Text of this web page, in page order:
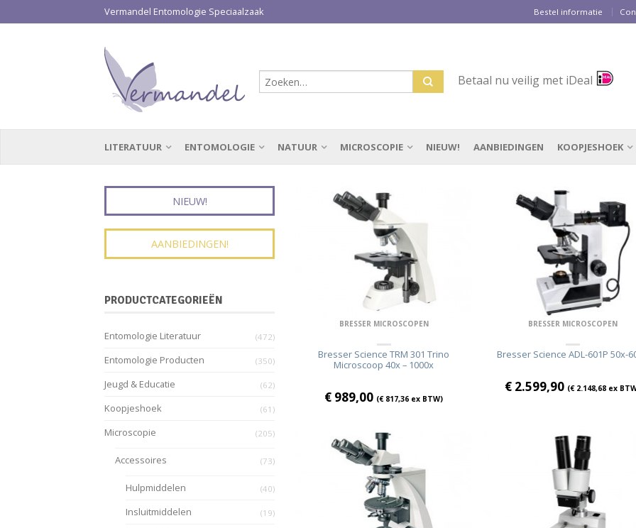
Vermandel Entomologie Speciaalzaak Bestel informatie
Betaal nu veilig met iDeal
LITERATUUR ENTOMOLOGIE NATUUR MICROSCOPIE NIEUW! AANBIEDINGEN KOOPJESHOEK
BRESSER MICROSCOPEN
Bresser Science TRM 301 Trino
Microscoop 40x – 1000x
€ 989,00 (€817,36 ex BTW)
BRESSER MICROSCOPEN
Bresser Science ADL-601P 50x-
€ 2.599,90 (€2.148,68 ex
NIEUW!
AANBIEDINGEN!
PRODUCTCATEGORIEËN
Entomologie Literatuur (472)
Entomologie Producten (350)
Jeugd & Educatie (62)
Koopjeshoek (61)
Microscopie (205)
Accessoires (73)
Hulpmiddelen (40)
Insluitmiddelen (19)